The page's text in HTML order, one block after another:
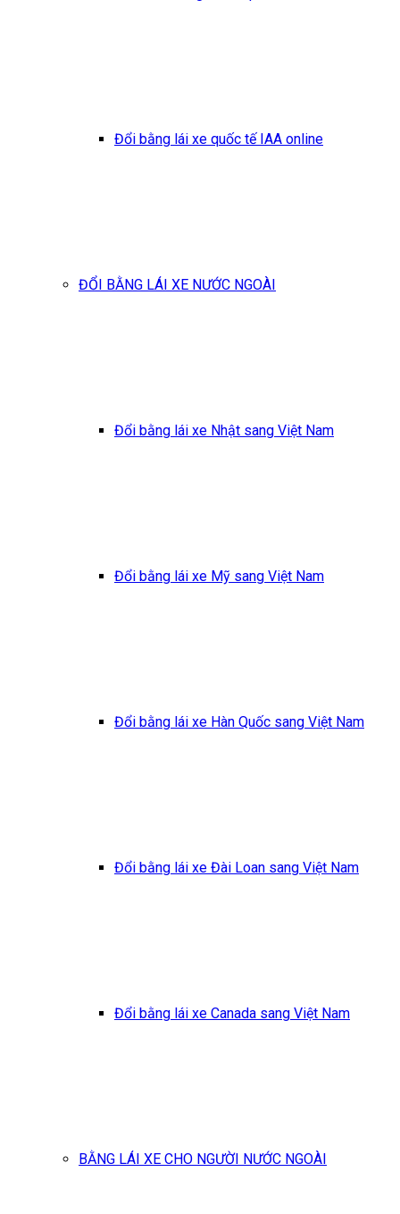
Đổi bằng lái xe quốc tế IAA online
ĐỔI BẰNG LÁI XE NƯỚC NGOÀI
Đổi bằng lái xe Nhật sang Việt Nam
Đổi bằng lái xe Mỹ sang Việt Nam
Đổi bằng lái xe Hàn Quốc sang Việt Nam
Đổi bằng lái xe Đài Loan sang Việt Nam
Đổi bằng lái xe Canada sang Việt Nam
BẰNG LÁI XE CHO NGƯỜI NƯỚC NGOÀI